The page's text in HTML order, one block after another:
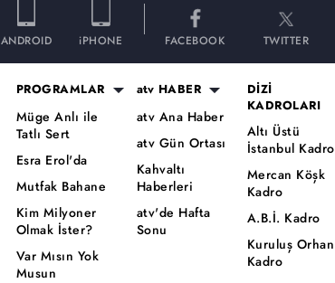
ANDROID iPHONE FACEBOOK TWITTER
PROGRAMLAR
Müge Anlı ile
Tatlı Sert
Esra Erol'da
Mutfak Bahane
Kim Milyoner
Olmak İster?
Var Mısın Yok
Musun
atv HABER
atv Ana Haber
atv Gün Ortası
Kahvaltı
Haberleri
atv'de Hafta
Sonu
DİZİ
KADROLARI
Altı Üstü
İstanbul Kadro
Mercan Köşk
Kadro
A.B.İ. Kadro
Kuruluş Orhan
Kadro